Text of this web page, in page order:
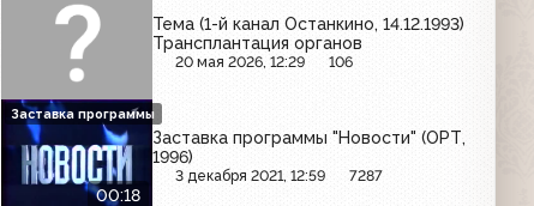
Тема (1-й канал Останкино, 14.12.1993)
Трансплантация органов
20 мая 2026, 12:29 106
00:18
Заставка программы "Новости" (ОРТ,
1996)
3 декабря 2021, 12:59 7287
Заставка программы